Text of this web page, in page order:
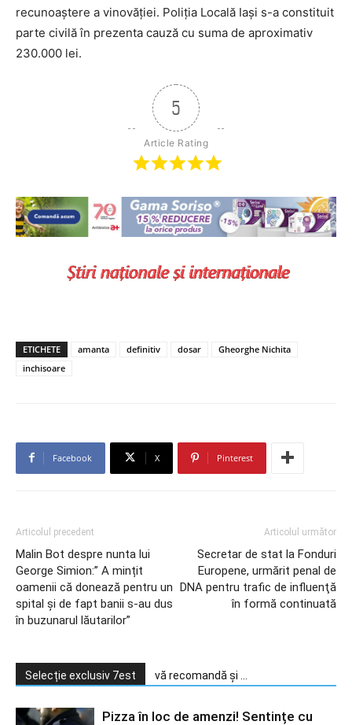
recunoaştere a vinovăţiei. Poliţia Locală Iaşi s-a constituit
parte civilă în prezenta cauză cu suma de aproximativ
230.000 lei.
5
Article Rating
ETICHETE amanta definitiv dosar
Gheorghe Nichita
inchisoare
Facebook X Pinterest
Articolul precedent
Malin Bot despre nunta lui
George Simion:” A mințit
oamenii că donează pentru un
spital și de fapt banii s-au dus
în buzunarul lăutarilor”
Articolul următor
Secretar de stat la Fonduri
Europene, urmărit penal de
DNA pentru trafic de influenţă
în formă continuată
Selecție exclusiv 7est vă recomandă și ...
Pizza în loc de amenzi! Sentințe cu